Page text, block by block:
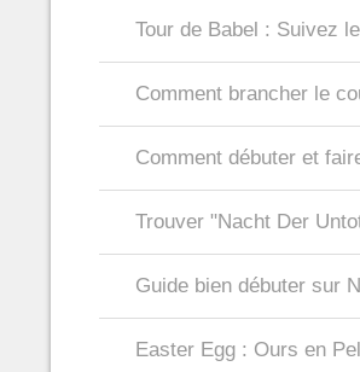
Tour de Babel : Suivez
Comment brancher le
Comment débuter et
Trouver "Nacht Der
Guide bien débuter sur
Easter Egg : Ours en